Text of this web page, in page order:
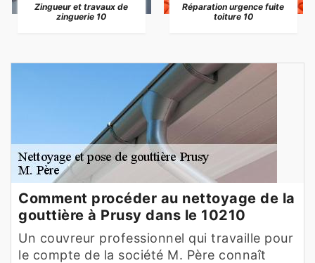
Zingueur et travaux de
zinguerie 10
Réparation urgence fuite
toiture 10
Comment procéder au nettoyage de la
gouttière à Prusy dans le 10210
Un couvreur professionnel qui travaille pour
le compte de la société M. Père connaît